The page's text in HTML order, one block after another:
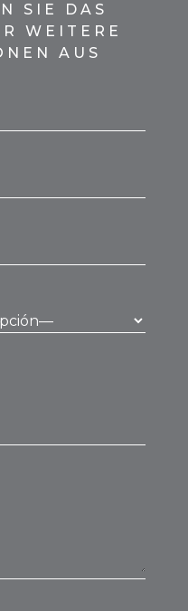
SIE DAS
WEITERE
AUS